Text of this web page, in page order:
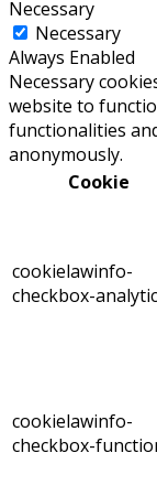
Necessary
Necessary
Always Enabled
Necessary
website to
functionalities
anonymously.
Cookie
cookielawinfo-
checkbox-
cookielawinfo-
checkbox-